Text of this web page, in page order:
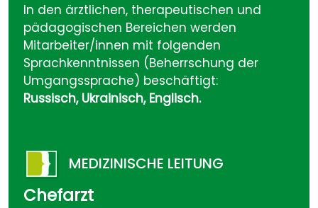
In den ärztlichen, therapeutischen und
pädagogischen Bereichen werden
Mitarbeiter/innen mit folgenden
Sprachkenntnissen (Beherrschung der
Umgangssprache) beschäftigt:
Russisch, Ukrainisch, Englisch.
MEDIZINISCHE LEITUNG
Chefarzt